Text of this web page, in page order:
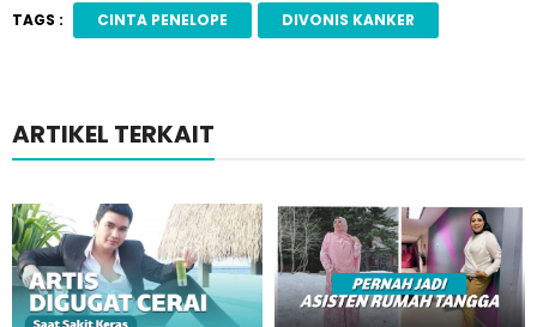
TAGS : CINTA PENELOPE DIVONIS KANKER
ARTIKEL TERKAIT